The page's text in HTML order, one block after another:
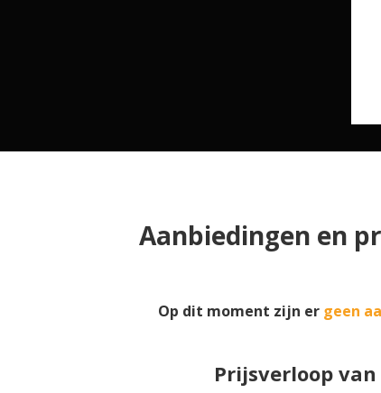
Aanbiedingen en
Op dit moment zijn er geen
Prijsverloop